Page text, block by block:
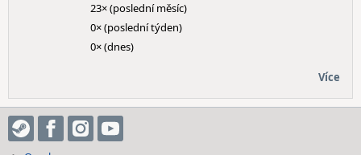
23× (poslední měsíc)
0× (poslední týden)
0× (dnes)
Více